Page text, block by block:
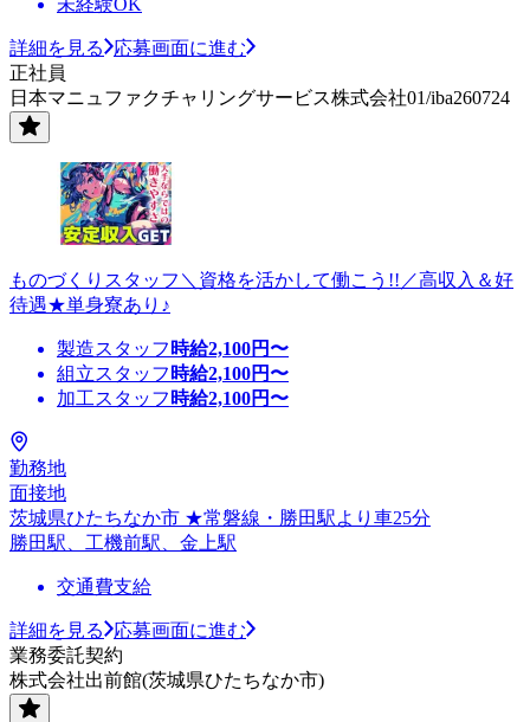
詳細を見る
応募画面に進む
正社員
日本マニュファクチャリングサービス株式会社01/iba260724
ものづくりスタッフ＼資格を活かして働こう!!／高収入＆好
待遇★単身寮あり♪
製造スタッフ 時給2,100円〜
組立スタッフ 時給2,100円〜
加工スタッフ 時給2,100円〜
勤務地
面接地
茨城県ひたちなか市 ★常磐線・勝田駅より車25分
勝田駅、工機前駅、金上駅
交通費支給
詳細を見る
応募画面に進む
業務委託契約
株式会社出前館(茨城県ひたちなか市)